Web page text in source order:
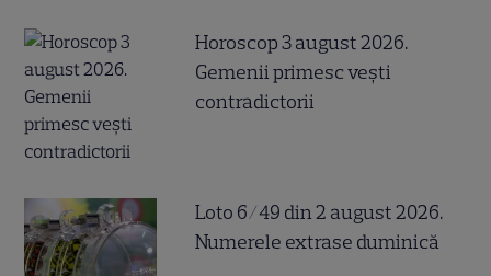
Horoscop 3 august 2026.
Gemenii primesc vești
contradictorii
Loto 6/49 din 2 august 2026.
Numerele extrase duminică